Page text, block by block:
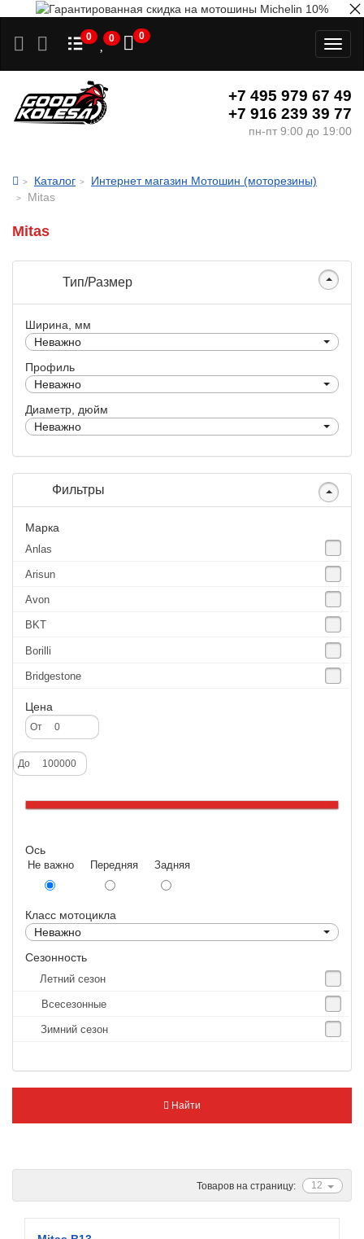
0 0 0
+7 495 979 67 49
+7 916 239 39 77
пн-пт 9:00 до 19:00
Каталог
Интернет магазин Мотошин (моторезины)
Mitas
Mitas
Тип/Размер
Ширина, мм
Неважно
Профиль
Неважно
Диаметр, дюйм
Неважно
Фильтры
Марка
Anlas
Arisun
Avon
BKT
Borilli
Bridgestone
Continental
CST
Deestone
Dunlop
Excel
GoldenTyre
Gummy
IRC
IRC Tyre
Kenda
KINGS TIRE
Kingstone
Цена
От
До
Ось
Не важно Передняя Задняя
Класс мотоцикла
Неважно
Сезонность
Летний сезон
Всесезонные
Зимний сезон
Найти
12
Товаров на страницу: